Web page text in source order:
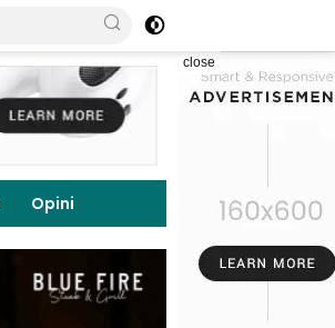
close
Opini